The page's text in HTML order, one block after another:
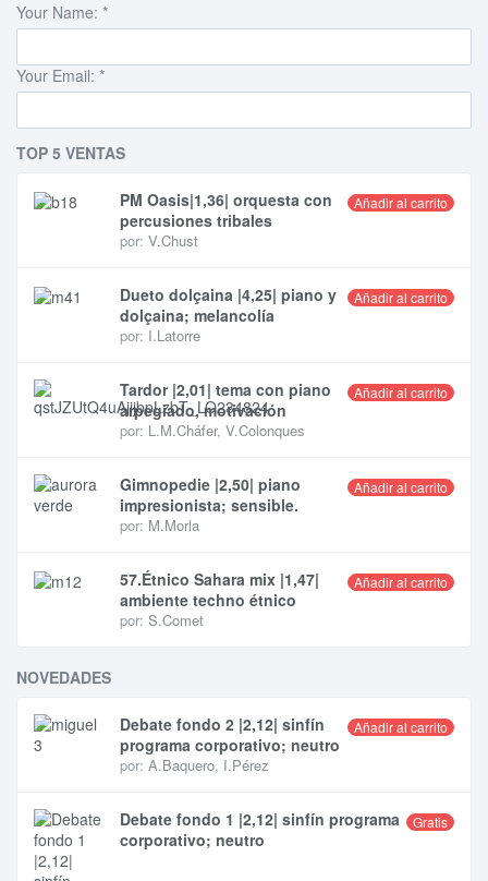
Your Name: *
Your Email: *
TOP 5 VENTAS
Añadir al carrito
PM Oasis|1,36| orquesta con
percusiones tribales
por: V.Chust
Añadir al carrito
Dueto dolçaina |4,25| piano y
dolçaina; melancolía
por: I.Latorre
Añadir al carrito
Tardor |2,01| tema con piano
arpegiado, motivación
por: L.M.Cháfer, V.Colonques
Añadir al carrito
Gimnopedie |2,50| piano
impresionista; sensible.
por: M.Morla
Añadir al carrito
57.Étnico Sahara mix |1,47|
ambiente techno étnico
por: S.Comet
NOVEDADES
Añadir al carrito
Debate fondo 2 |2,12| sinfín
programa corporativo; neutro
por: A.Baquero, I.Pérez
Gratis
Debate fondo 1 |2,12| sinfín programa
corporativo; neutro